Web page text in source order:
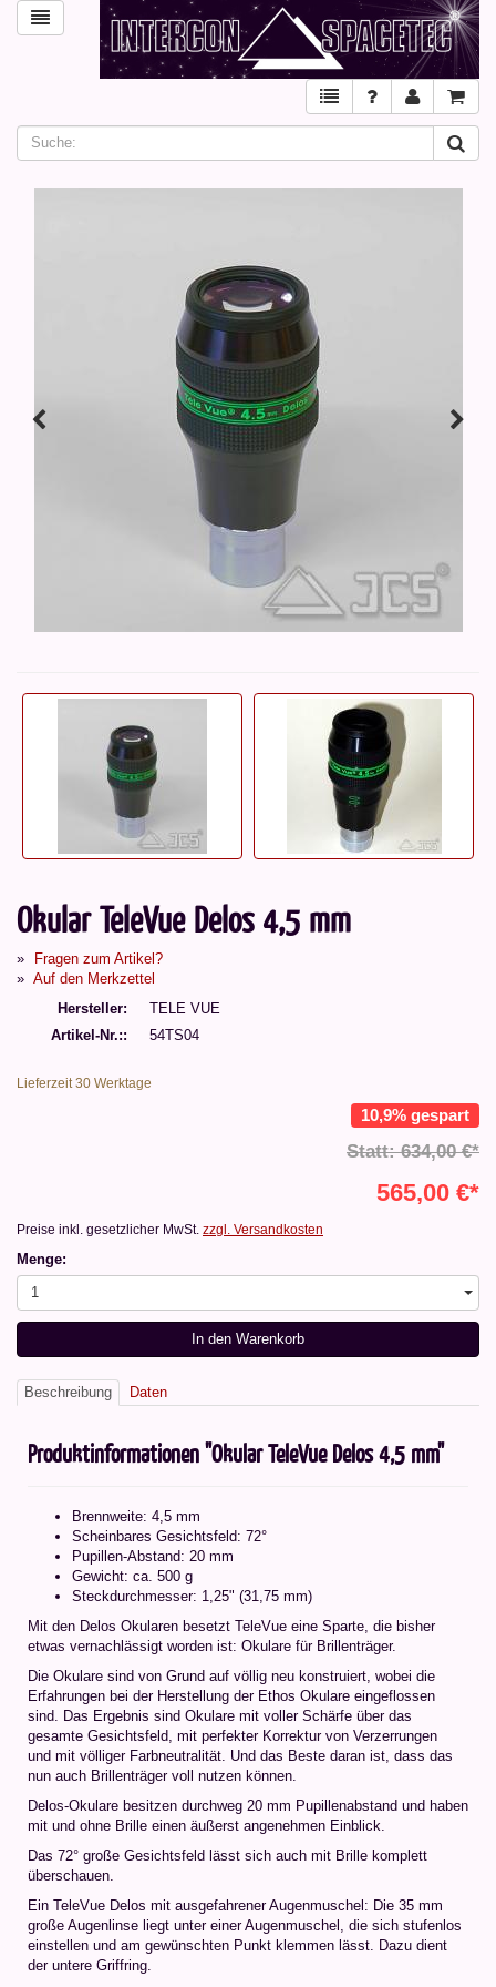
Okular TeleVue Delos 4,5 mm
Fragen zum Artikel?
Auf den Merkzettel
Hersteller
TELE VUE
Artikel-Nr.:
54TS04
Lieferzeit 30 Werktage
10,9% gespart
Statt: 634,00 €*
565,00 €*
Preise inkl. gesetzlicher MwSt. zzgl. Versandkosten
Menge:
1
In den Warenkorb
Beschreibung Daten
Produktinformationen "Okular TeleVue Delos 4,5 mm"
Brennweite: 4,5 mm
Scheinbares Gesichtsfeld: 72°
Pupillen-Abstand: 20 mm
Gewicht: ca. 500 g
Steckdurchmesser: 1,25" (31,75 mm)
Mit den Delos Okularen besetzt TeleVue eine Sparte, die bisher
etwas vernachlässigt worden ist: Okulare für Brillenträger.
Die Okulare sind von Grund auf völlig neu konstruiert, wobei die
Erfahrungen bei der Herstellung der Ethos Okulare eingeflossen
sind. Das Ergebnis sind Okulare mit voller Schärfe über das
gesamte Gesichtsfeld, mit perfekter Korrektur von Verzerrungen
und mit völliger Farbneutralität. Und das Beste daran ist, dass das
nun auch Brillenträger voll nutzen können.
Delos-Okulare besitzen durchweg 20 mm Pupillenabstand und haben
mit und ohne Brille einen äußerst angenehmen Einblick.
Das 72° große Gesichtsfeld lässt sich auch mit Brille komplett
überschauen.
Ein TeleVue Delos mit ausgefahrener Augenmuschel: Die 35 mm
große Augenlinse liegt unter einer Augenmuschel, die sich stufenlos
einstellen und am gewünschten Punkt klemmen lässt. Dazu dient
der untere Griffring.